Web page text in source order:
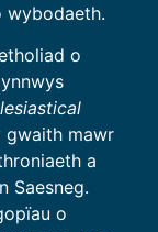
wybodaeth.
o
gwaith mawr
a
Saesneg.
o